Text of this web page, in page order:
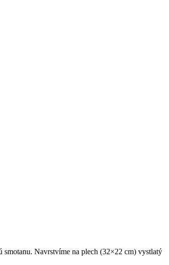
Navrstvíme na plech (32×22 cm) vystlatý